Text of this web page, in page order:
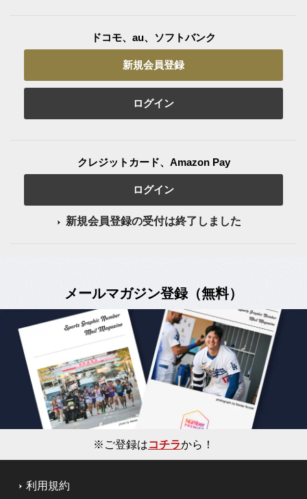
ドコモ、au、ソフトバンク
新規会員登録
ログイン
クレジットカード、Amazon Pay
ログイン
新規会員登録の受付は終了しました
メールマガジン登録（無料）
※ご登録はコチラから！
利用規約